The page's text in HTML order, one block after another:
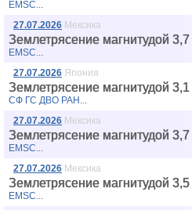
EMSC...
27.07.2026 Мексика
Землетрясение магнитудой 3,7
EMSC...
27.07.2026 Япония
Землетрясение магнитудой 3,1
СФ ГС ДВО РАН...
27.07.2026 Мексика
Землетрясение магнитудой 3,7
EMSC...
27.07.2026 Мексика
Землетрясение магнитудой 3,5
EMSC...